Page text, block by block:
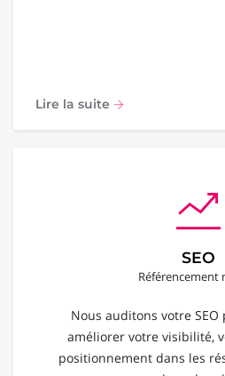
Lire la suite
SEO
Référencement
Nous auditons votre
améliorer votre visibilité,
positionnement dans les